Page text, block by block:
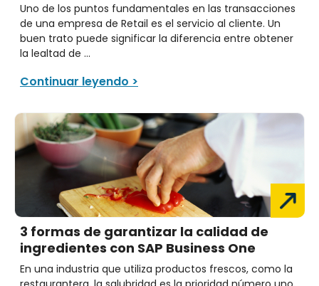
Uno de los puntos fundamentales en las transacciones
de una empresa de Retail es el servicio al cliente. Un
buen trato puede significar la diferencia entre obtener
la lealtad de ...
Continuar leyendo >
3 formas de garantizar la calidad de
ingredientes con SAP Business One
En una industria que utiliza productos frescos, como la